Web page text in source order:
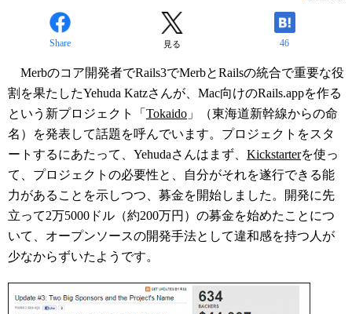
Share 見る 46
Merbのコア開発者でRails3でMerbとRailsの統合で重要な役
割を果たしたYehuda Katzさんが、Mac向けのRails.appを作る
という新プロジェクト「 Tokaido 」（東海道新幹線からの命
名）を発表して話題を呼んでいます。プロジェクトをスタ
ートするにあたって、Yehudaさんはまず、 Kickstarterを使っ
て、プロジェクトの必要性と、自分がそれを遂行できる能
力があることを示しつつ、募金を開始しました。開発に先
立って2万5000ドル（約200万円）の募金を始めたことにつ
いて、オープンソースの開発手法として違和感を持つ人が
少なからずいたようです。